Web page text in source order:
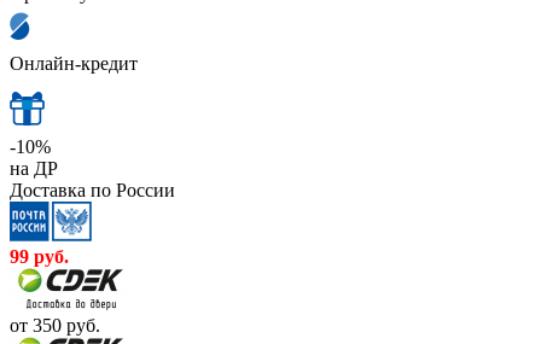
Онлайн-кредит
-10%
на ДР
Доставка по России
99 руб.
от 350 руб.